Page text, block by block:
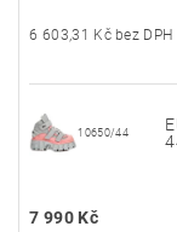
6 603,31 Kč bez DPH
10650/44
7 990 Kč